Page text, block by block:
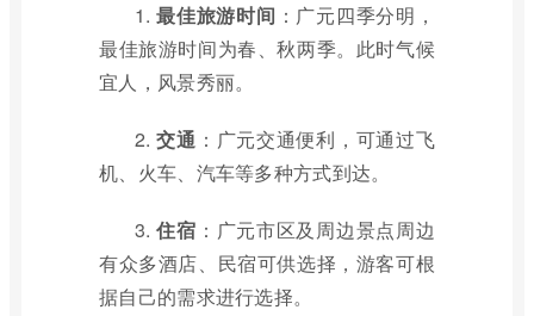
1.最佳旅游时间 ：广元四季分明，
最佳旅游时间为春、秋两季。此时气候
宜人，风景秀丽。
2.交通 ：广元交通便利，可通过飞
机、火车、汽车等多种方式到达。
3.住宿 ：广元市区及周边景点周边
有众多酒店、民宿可供选择，游客可根
据自己的需求进行选择。